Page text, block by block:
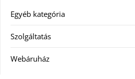
Egyéb kategória
Szolgáltatás
Webáruház